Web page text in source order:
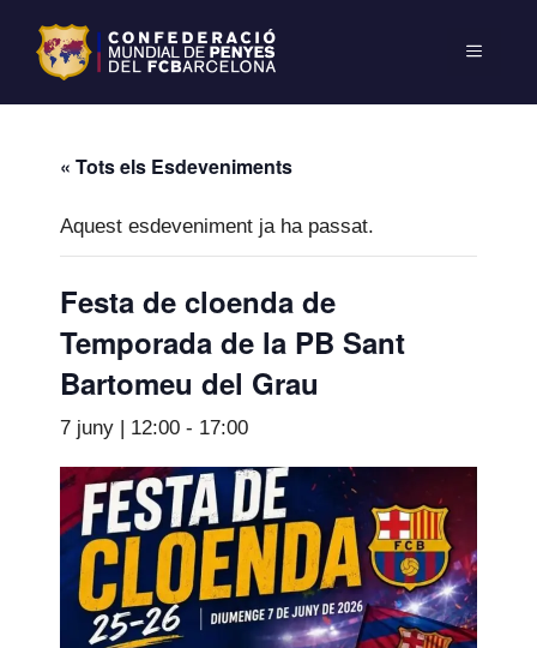
« Tots els Esdeveniments
Aquest esdeveniment ja ha passat.
Festa de cloenda de
Temporada de la PB Sant
Bartomeu del Grau
7 juny | 12:00 - 17:00